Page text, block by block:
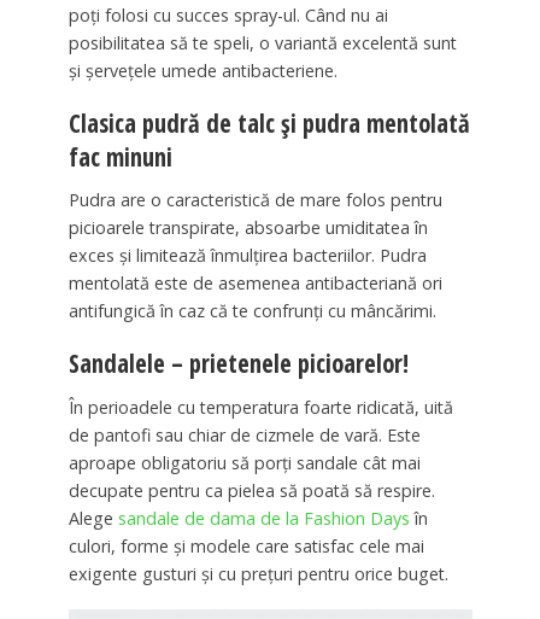
poți folosi cu succes spray-ul. Când nu ai
posibilitatea să te speli, o variantă excelentă sunt
și șervețele umede antibacteriene.
Clasica pudră de talc și pudra mentolată
fac minuni
Pudra are o caracteristică de mare folos pentru
picioarele transpirate, absoarbe umiditatea în
exces și limitează înmulțirea bacteriilor. Pudra
mentolată este de asemenea antibacteriană ori
antifungică în caz că te confrunți cu mâncărimi.
Sandalele – prietenele picioarelor!
În perioadele cu temperatura foarte ridicată, uită
de pantofi sau chiar de cizmele de vară. Este
aproape obligatoriu să porți sandale cât mai
decupate pentru ca pielea să poată să respire.
Alege sandale de dama de la Fashion Days în
culori, forme și modele care satisfac cele mai
exigente gusturi și cu prețuri pentru orice buget.